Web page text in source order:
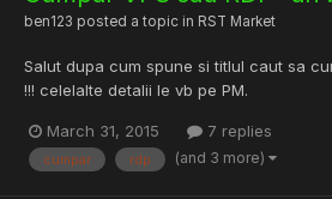
ben123 posted a topic in RST Market
Salut dupa cum spune si titlul caut sa
!!! celelalte detalii le vb pe PM.
March 31, 2015 7 replies
cumpar rdp (and 3 more)